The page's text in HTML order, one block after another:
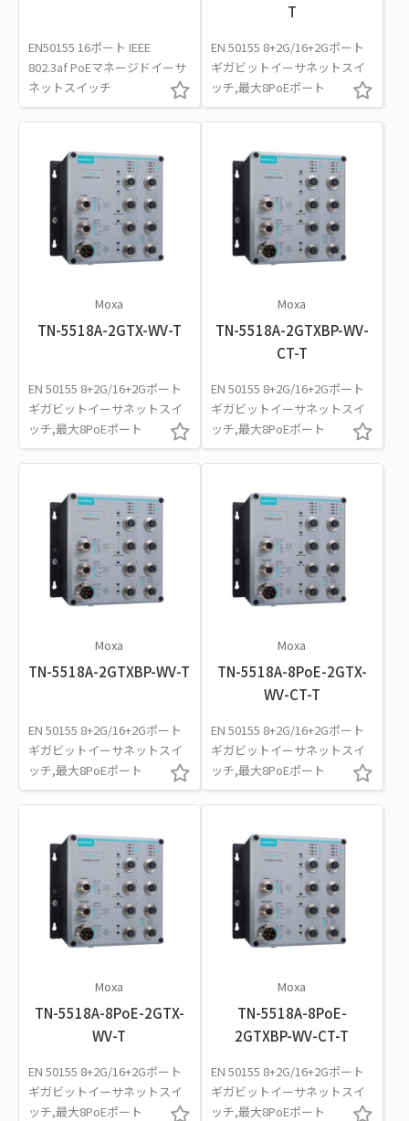
EN50155 16ポート IEEE
802.3af PoEマネージドイーサ
ネットスイッチ
T
EN 50155 8+2G/16+2Gポート
ギガビットイーサネットスイ
ッチ,最大8PoEポート
Moxa
TN-5518A-2GTX-WV-T
EN 50155 8+2G/16+2Gポート
ギガビットイーサネットスイ
ッチ,最大8PoEポート
Moxa
TN-5518A-2GTXBP-WV-
CT-T
EN 50155 8+2G/16+2Gポート
ギガビットイーサネットスイ
ッチ,最大8PoEポート
Moxa
TN-5518A-2GTXBP-WV-T
EN 50155 8+2G/16+2Gポート
ギガビットイーサネットスイ
ッチ,最大8PoEポート
Moxa
TN-5518A-8PoE-2GTX-
WV-CT-T
EN 50155 8+2G/16+2Gポート
ギガビットイーサネットスイ
ッチ,最大8PoEポート
Moxa
TN-5518A-8PoE-2GTX-
WV-T
EN 50155 8+2G/16+2Gポート
ギガビットイーサネットスイ
ッチ,最大8PoEポート
Moxa
TN-5518A-8PoE-
2GTXBP-WV-CT-T
EN 50155 8+2G/16+2Gポート
ギガビットイーサネットスイ
ッチ,最大8PoEポート